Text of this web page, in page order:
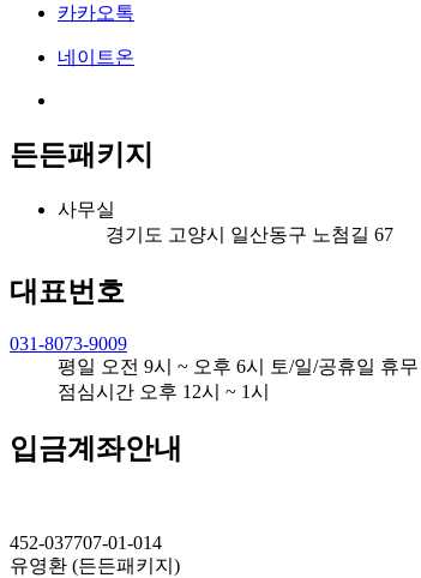
카카오톡
네이트온
든든패키지
사무실
경기도 고양시 일산동구 노첨길 67
대표번호
031-8073-9009
평일 오전 9시 ~ 오후 6시 토/일/공휴일 휴무
점심시간 오후 12시 ~ 1시
입금계좌안내
452-037707-01-014
유영환 (든든패키지)